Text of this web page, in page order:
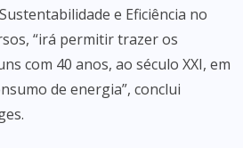
e Eficiência no
“irá permitir trazer os
com 40 anos, ao século XXI, em
de energia”, conclui